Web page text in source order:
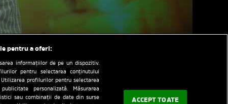
pentru a oferi:
informațiilor de pe un dispozitiv.
pentru selectarea conținutului
profilurilor pentru selectarea
personalizată. Măsurarea
sau combinații de date din surse
ACCEPT TOATE